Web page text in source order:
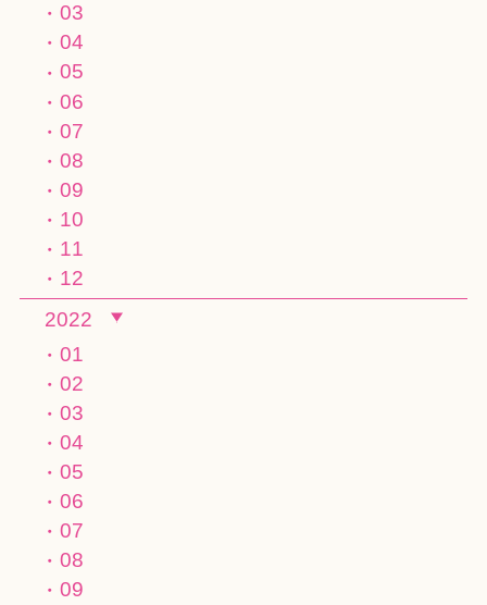
03
04
05
06
07
08
09
10
11
12
2022
01
02
03
04
05
06
07
08
09